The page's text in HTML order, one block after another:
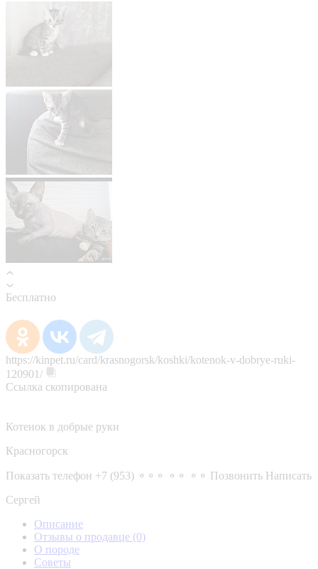
Бесплатно
https://kinpet.ru/card/krasnogorsk/koshki/kotenok-v-dobrye-ruki-
120901/
Ссылка скопирована
Котенок в добрые руки
Красногорск
Показать телефон +7 (953) ⚬⚬⚬ ⚬⚬ ⚬⚬ Позвонить Написать
Сергей
Описание
Отзывы о продавце (0)
О породе
Советы